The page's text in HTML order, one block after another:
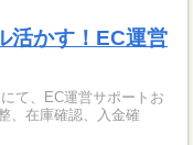
活かす！EC運営
て、EC運営サポートお
、在庫確認、入金確